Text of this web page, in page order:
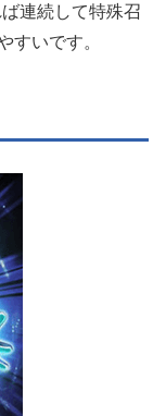
連続して特殊召
すいです。